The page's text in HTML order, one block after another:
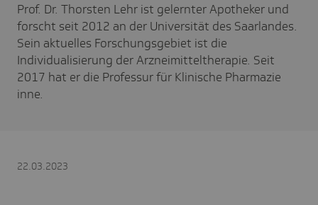
Prof. Dr. Thorsten Lehr ist gelernter Apotheker und
forscht seit 2012 an der Universität des Saarlandes.
Sein aktuelles Forschungsgebiet ist die
Individualisierung der Arzneimitteltherapie. Seit
2017 hat er die Professur für Klinische Pharmazie
inne.
22.03.2023